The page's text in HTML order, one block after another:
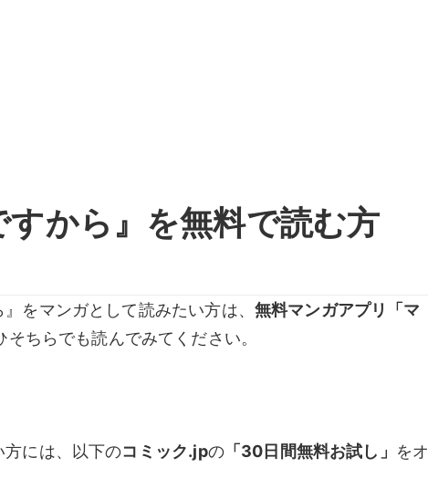
すから』を無料で読む方
をマンガとして読みたい方は、 無料マンガアプリ「マ
ちらでも読んでみてください。
には、以下のコミック.jpの「30日間無料お試し」 をオ